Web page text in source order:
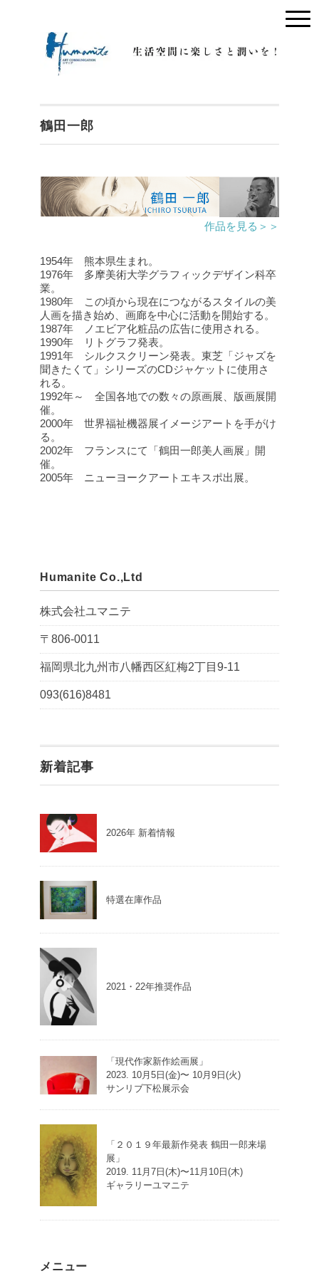
鶴田一郎
作品を見る＞＞
1954年 熊本県生まれ。
1976年 多摩美術大学グラフィックデザイン科卒
業。
1980年 この頃から現在につながるスタイルの美
人画を描き始め、画廊を中心に活動を開始する。
1987年 ノエビア化粧品の広告に使用される。
1990年 リトグラフ発表。
1991年 シルクスクリーン発表。東芝「ジャズを
聞きたくて」シリーズのCDジャケットに使用さ
れる。
1992年～ 全国各地での数々の原画展、版画展開
催。
2000年 世界福祉機器展イメージアートを手がけ
る。
2002年 フランスにて「鶴田一郎美人画展」開
催。
2005年 ニューヨークアートエキスポ出展。
Humanite Co.,Ltd
株式会社ユマニテ
〒806-0011
福岡県北九州市八幡西区紅梅2丁目9-11
093(616)8481
新着記事
2026年 新着情報
特選在庫作品
2021・22年推奨作品
「現代作家新作絵画展」
2023. 10月5日(金)〜 10月9日(火)
サンリブ下松展示会
「２０１９年最新作発表 鶴田一郎来場
展」
2019. 11月7日(木)〜11月10日(木)
ギャラリーユマニテ
メニュー